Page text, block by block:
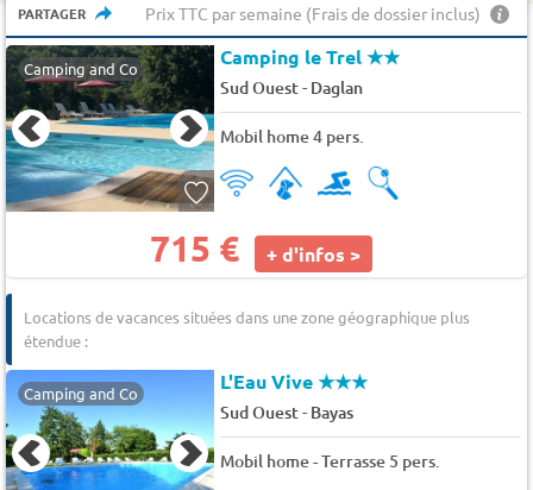
PARTAGER Prix TTC par semaine (Frais de dossier inclus)
Camping and Co Camping le Trel★★
Sud Ouest- Daglan
Mobil home 4 pers.
715 € + d'infos >
Locations de vacances situées dans une zone géographique plus
étendue :
Camping and Co L'Eau Vive★★★
Sud Ouest- Bayas
Mobil home - Terrasse 5 pers.